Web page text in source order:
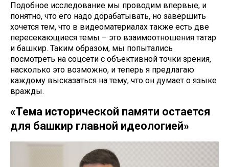
Подобное исследование мы проводим впервые, и
понятно, что его надо дорабатывать, но завершить
хочется тем, что в видеоматериалах также есть две
пересекающиеся темы – это взаимоотношения татар
и башкир. Таким образом, мы попытались
посмотреть на соцсети с объективной точки зрения,
насколько это возможно, и теперь я предлагаю
каждому высказаться на тему, что он думает о языке
вражды.
«Тема исторической памяти остается
для башкир главной идеологией»